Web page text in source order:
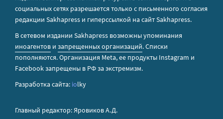
социальных сетях разрешается только с письменного согласия
редакции Sakhapress и гиперссылкой на сайт Sakhapress.
В сетевом издании Sakhapress возможны упоминания
иноагентов и запрещенных организаций. Списки
пополняются. Организация Metа, ее продукты Instagram и
Facebook запрещены в РФ за экстремизм.
Разработка сайта: iolky
Главный редактор: Яровиков А.Д.